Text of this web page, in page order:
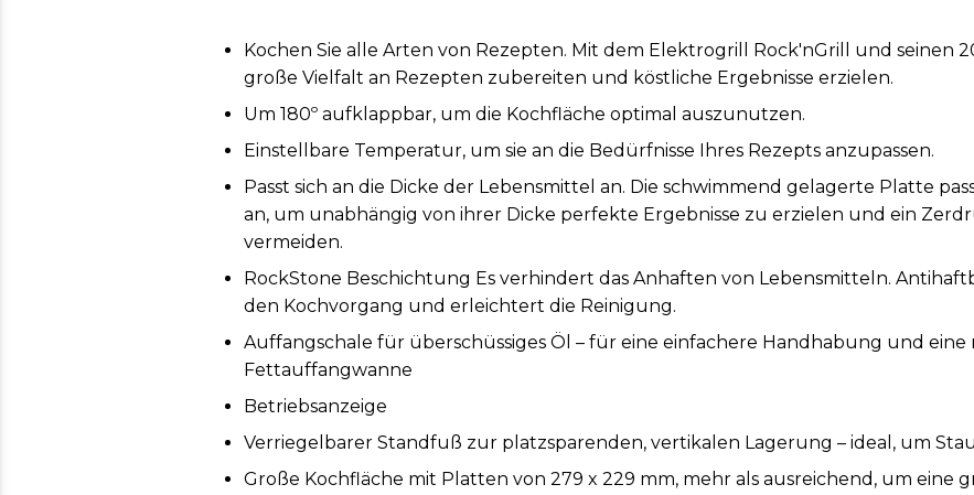
Kochen Sie alle Arten von Rezepten. Mit dem Elektrogrill Rock'nGrill und seinen
große Vielfalt an Rezepten zubereiten und köstliche Ergebnisse erzielen.
Um 180º aufklappbar, um die Kochfläche optimal auszunutzen.
Einstellbare Temperatur, um sie an die Bedürfnisse Ihres Rezepts anzupassen.
Passt sich an die Dicke der Lebensmittel an. Die schwimmend gelagerte Platte
an, um unabhängig von ihrer Dicke perfekte Ergebnisse zu erzielen und ein
vermeiden.
RockStone Beschichtung Es verhindert das Anhaften von Lebensmitteln.
den Kochvorgang und erleichtert die Reinigung.
Auffangschale für überschüssiges Öl – für eine einfachere Handhabung und eine
Fettauffangwanne
Betriebsanzeige
Verriegelbarer Standfuß zur platzsparenden, vertikalen Lagerung – ideal, um
Große Kochfläche mit Platten von 279 x 229 mm, mehr als ausreichend, um eine